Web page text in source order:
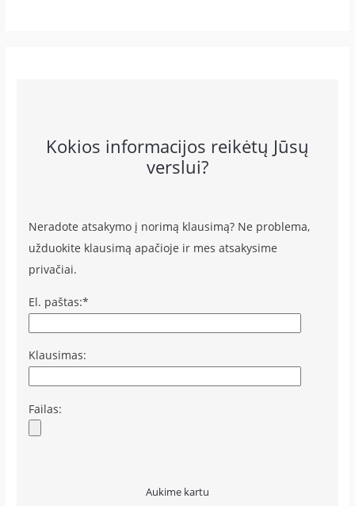
Kokios informacijos reikėtų Jūsų
verslui?
Neradote atsakymo į norimą klausimą? Ne problema,
užduokite klausimą apačioje ir mes atsakysime
privačiai.
El. paštas:*
Klausimas:
Failas:
Aukime kartu